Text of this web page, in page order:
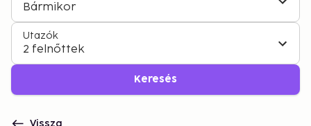
Bármikor
Utazók
2 felnőttek
Keresés
Vissza